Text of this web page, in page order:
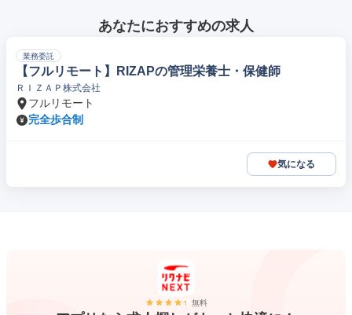
あなたにおすすめの求人
業務委託
【フルリモート】RIZAPの管理栄養士・保健師
ＲＩＺＡＰ株式会社
フルリモート
完全歩合制
気になる
無料